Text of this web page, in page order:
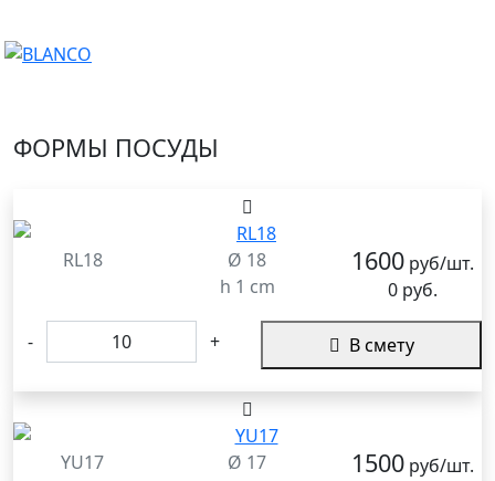
ФОРМЫ ПОСУДЫ
RL18
Ø 18
h 1 cm
1600руб/шт.
0 руб.
- + В смету
YU17 Ø 17 1500руб/шт.